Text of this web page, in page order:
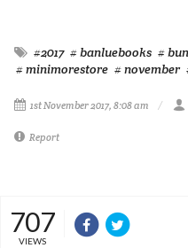
#2017 # banluebooks #
# minimorestore # november
1st November 2017, 8:08 am
Report
707
VIEWS